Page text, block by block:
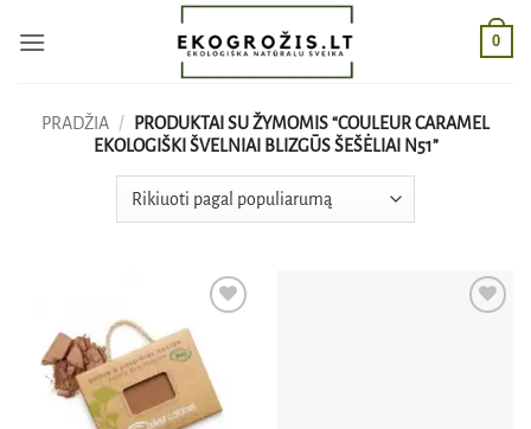
0
PRADŽIA /
PRODUKTAI SU ŽYMOMIS “COULEUR CARAMEL
EKOLOGIŠKI ŠVELNIAI BLIZGŪS ŠEŠĖLIAI N51”